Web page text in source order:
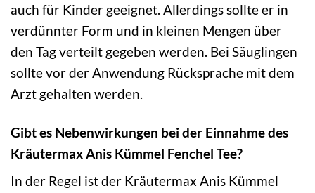
auch für Kinder geeignet. Allerdings sollte er in
verdünnter Form und in kleinen Mengen über
den Tag verteilt gegeben werden. Bei Säuglingen
sollte vor der Anwendung Rücksprache mit dem
Arzt gehalten werden.
Gibt es Nebenwirkungen bei der Einnahme des
Kräutermax Anis Kümmel Fenchel Tee?
In der Regel ist der Kräutermax Anis Kümmel